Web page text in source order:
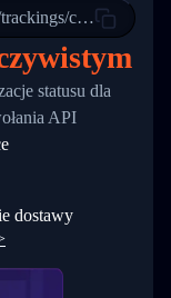
06 15:28:00",
"Shipment
create
statusu dla
API
dostawy